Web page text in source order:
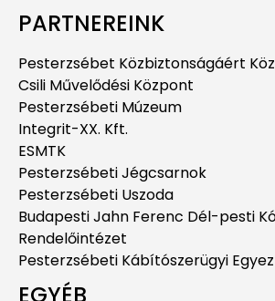
PARTNEREINK
Pesterzsébet Közbiztonságáért
Csili Művelődési Központ
Pesterzsébeti Múzeum
Integrit-XX. Kft.
ESMTK
Pesterzsébeti Jégcsarnok
Pesterzsébeti Uszoda
Budapesti Jahn Ferenc Dél-pesti
Rendelőintézet
Pesterzsébeti Kábítószerügyi